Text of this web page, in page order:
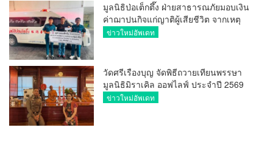
มูลนิธิป่อเต็กตึ๊ง ฝ่ายสาธารณภัยมอบเงิน
ค่าฌาปนกิจแก่ญาติผู้เสียชีวิต จากเหตุ
เพลิงไหม้ โรงเบียร์ ณ ลาดพร้าว จำนวน
ข่าวใหม่อัพเดท
วัดศรีเรืองบุญ จัดพิธีถวายเทียนพรรษา
มูลนิธิมิราเคิล ออฟไลฟ์ ประจำปี 2569
พล.ต.ต.ศิริวัฒน์ ดีพอ ให้เกียรติเป็น
ข่าวใหม่อัพเดท